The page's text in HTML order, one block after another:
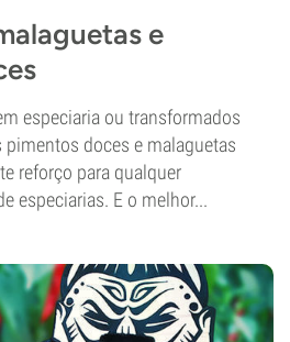
e
especiaria ou transformados
doces e malaguetas
reforço para qualquer
especiarias. E o melhor...